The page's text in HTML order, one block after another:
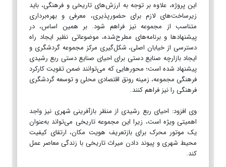
این پروژه، علاوه بر توجه به ارزش‌های تاریخی و فرهنگی، باید
زیرساخت‌های لازم برای حضورپذیری، معرفی و بهره‌برداری
متناسب از مجموعه نیز فراهم شود. بر همین اساس، در
پیشنهادها و برنامه‌های مطرح‌شده، موضوعاتی نظیر ایجاد راه
دسترسی از خیابان اصلی، شکل‌گیری مرکز مجموعه گردشگری و
ایجاد بازارچه صنایع دستی برای احیای صنایع دستی ربع رشیدی
پیشنهاد شده است؛ محورهایی که می‌توانند ضمن تقویت کارکرد
فرهنگی مجموعه، زمینه رونق اقتصادی محلی و توسعه گردشگری
فرهنگی را نیز فراهم کنند.
وی افزود: احیای ربع رشیدی از منظر بازآفرینی شهری نیز واجد
اهمیتی ویژه است، زیرا این مجموعه تاریخی می‌تواند به‌عنوان
یک موتور محرک برای بازتعریف هویت مکان، ارتقای کیفیت
محیط شهری و پیوند دادن میراث تاریخی با زندگی معاصر عمل
کند.